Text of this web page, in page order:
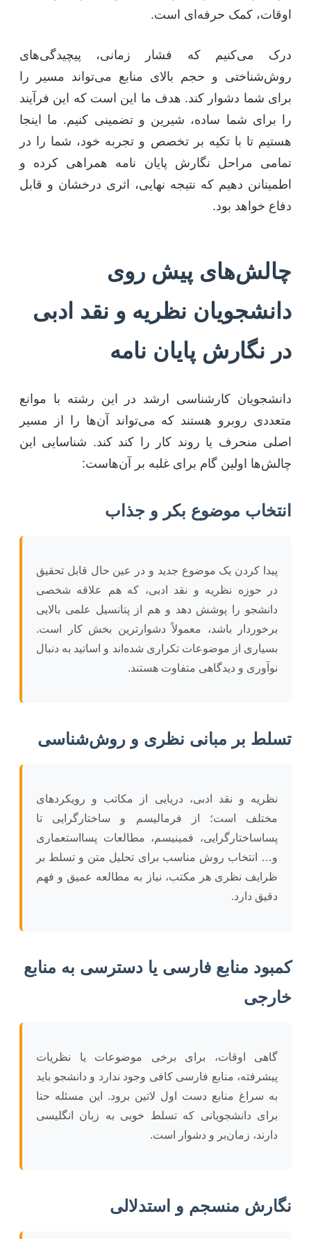
اوقات، کمک حرفه‌ای است.
درک می‌کنیم که فشار زمانی، پیچیدگی‌های
روش‌شناختی و حجم بالای منابع می‌تواند مسیر را
برای شما دشوار کند. هدف ما این است که این فرآیند
را برای شما ساده، شیرین و تضمینی کنیم. ما اینجا
هستیم تا با تکیه بر تخصص و تجربه خود، شما را در
تمامی مراحل نگارش پایان نامه همراهی کرده و
اطمینانن دهیم که نتیجه نهایی، اثری درخشان و قابل
دفاع خواهد بود.
چالش‌های پیش روی
دانشجویان نظریه و نقد ادبی
در نگارش پایان نامه
دانشجویان کارشناسی ارشد در این رشته با موانع
متعددی روبرو هستند که می‌تواند آن‌ها را از مسیر
اصلی منحرف یا روند کار را کند کند. شناسایی این
چالش‌ها اولین گام برای غلبه بر آن‌هاست:
انتخاب موضوع بکر و جذاب
پیدا کردن یک موضوع جدید و در عین حال قابل تحقیق
در حوزه نظریه و نقد ادبی، که هم علاقه شخصی
دانشجو را پوشش دهد و هم از پتانسیل علمی بالایی
برخوردار باشد، معمولاً دشوارترین بخش کار است.
بسیاری از موضوعات تکراری شده‌اند و اساتید به دنبال
نوآوری و دیدگاهی متفاوت هستند.
تسلط بر مبانی نظری و روش‌شناسی
نظریه و نقد ادبی، دریایی از مکاتب و رویکردهای
مختلف است؛ از فرمالیسم و ساختارگرایی تا
پساساختارگرایی، فمینیسم، مطالعات پسااستعماری
و… انتخاب روش مناسب برای تحلیل متن و تسلط بر
ظرایف نظری هر مکتب، نیاز به مطالعه عمیق و فهم
دقیق دارد.
کمبود منابع فارسی یا دسترسی به منابع
خارجی
گاهی اوقات، برای برخی موضوعات یا نظریات
پیشرفته، منابع فارسی کافی وجود ندارد و دانشجو باید
به سراغ منابع دست اول لاتین برود. این مسئله حتا
برای دانشجویانی که تسلط خوبی به زبان انگلیسی
دارند، زمان‌بر و دشوار است.
نگارش منسجم و استدلالی